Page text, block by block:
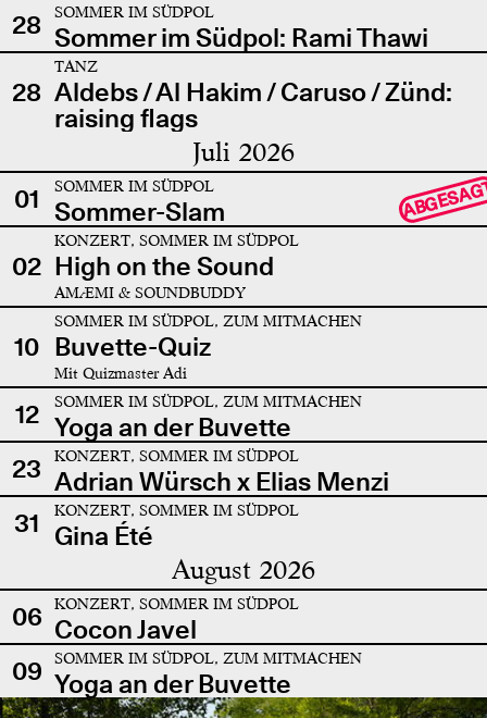
28
SOMMER IM SÜDPOL
Sommer im Südpol: Rami Thawi
28
TANZ
Aldebs / Al Hakim / Caruso / Zünd:
raising flags
Juli 2026
01 SOMMER IM SÜDPOL
Sommer-Slam
02
KONZERT, SOMMER IM SÜDPOL
High on the Sound
AMÆMI & SOUNDBUDDY
10
SOMMER IM SÜDPOL, ZUM MITMACHEN
Buvette-Quiz
Mit Quizmaster Adi
12 SOMMER IM SÜDPOL, ZUM MITMACHEN
Yoga an der Buvette
23
KONZERT, SOMMER IM SÜDPOL
Adrian Würsch x Elias Menzi
31
KONZERT, SOMMER IM SÜDPOL
Gina Été
August 2026
06 KONZERT, SOMMER IM SÜDPOL
Cocon Javel
09
SOMMER IM SÜDPOL, ZUM MITMACHEN
Yoga an der Buvette